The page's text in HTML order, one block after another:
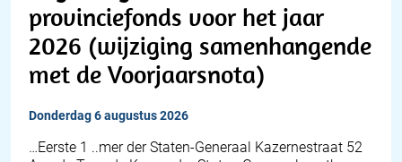
provinciefonds voor het jaar
2026 (wijziging samenhangende
met de Voorjaarsnota)
donderdag 6 augustus 2026
…Eerste 1 ..mer der Staten-Generaal Kazernestraat 52